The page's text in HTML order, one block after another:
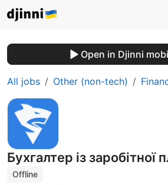
Open in Djinni
All jobs Other (non-tech)
Бухгалтер із заробітної
Offline